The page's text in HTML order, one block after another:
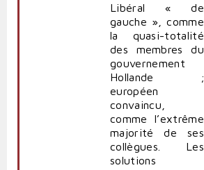
Libéral « de
gauche », comme
la quasi-totalité
des membres du
gouvernement
Hollande ;
européen
convaincu,
comme l’extrême
majorité de ses
collègues. Les
solutions